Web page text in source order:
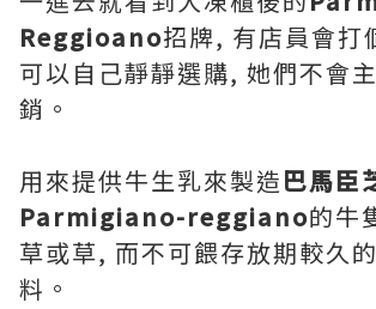
Reggioano招牌, 有店員會打
可以自己靜靜選購, 她們不會
銷。
用來提供牛生乳來製造巴馬臣
Parmigiano-reggiano的牛
草或草, 而不可餵存放期較久
料。